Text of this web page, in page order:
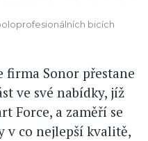
bicích
Sonor přestane
ve své nabídky, jíž
Force, a zaměří se
v co nejlepší kvalitě,